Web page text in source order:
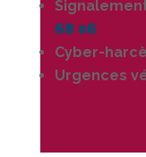
68 06
Cyber-
Urgences